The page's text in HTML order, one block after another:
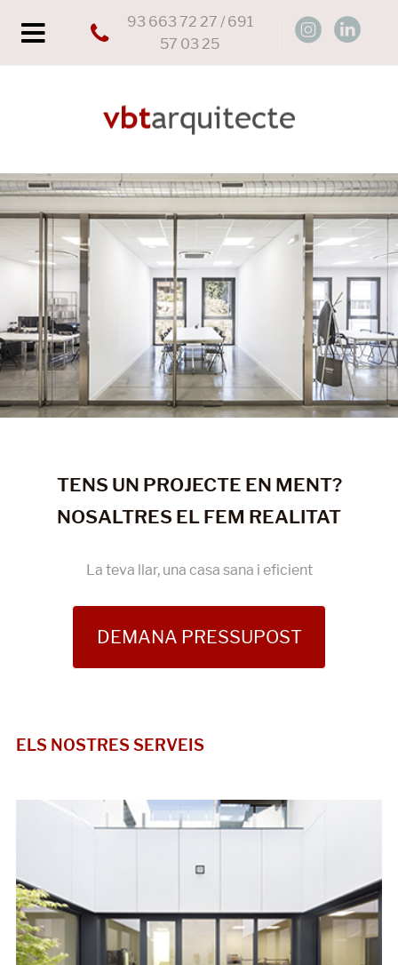
93 663 72 27 / 691
57 03 25
TENS UN PROJECTE EN MENT?
NOSALTRES EL FEM REALITAT
La teva llar, una casa sana i eficient
DEMANA PRESSUPOST
ELS NOSTRES SERVEIS